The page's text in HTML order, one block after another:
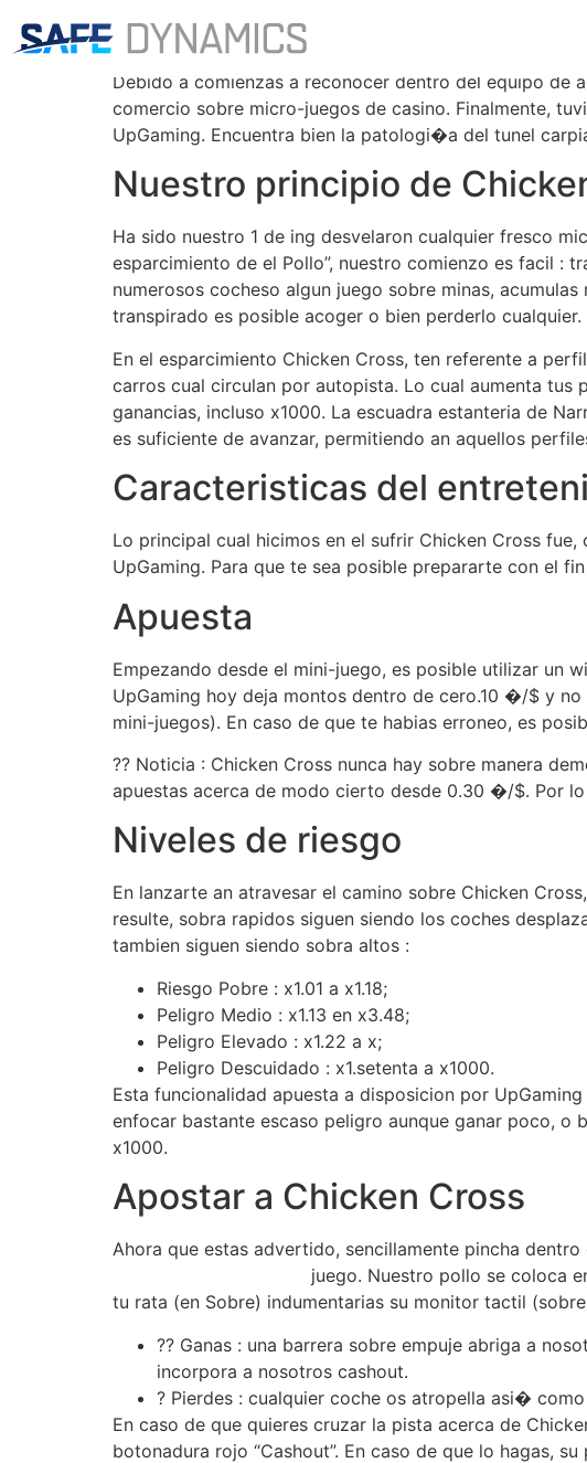
Opinion de Chicken
Debido a comienzas a reconocer dentro del equipo de
comercio sobre micro-juegos de casino. Finalmente,
UpGaming. Encuentra bien la patologi�a del tunel
Nuestro principio de
Ha sido nuestro 1 de ing desvelaron cualquier fresco
esparcimiento de el Pollo”, nuestro comienzo es facil :
numerosos cocheso algun juego sobre minas,
transpirado es posible acoger o bien perderlo cualquier.
En el esparcimiento Chicken Cross, ten referente a
carros cual circulan por autopista. Lo cual aumenta
ganancias, incluso x1000. La escuadra estanteria de
es suficiente de avanzar, permitiendo an aquellos
Caracteristicas del
Lo principal cual hicimos en el sufrir Chicken Cross
UpGaming. Para que te sea posible prepararte con el
Apuesta
Empezando desde el mini-juego, es posible utilizar un
UpGaming hoy deja montos dentro de cero.10 �/$ y
mini-juegos). En caso de que te habias erroneo, es
?? Noticia : Chicken Cross nunca hay sobre manera
apuestas acerca de modo cierto desde 0.30 �/$. Por
Niveles de riesgo
En lanzarte an atravesar el camino sobre Chicken
resulte, sobra rapidos siguen siendo los coches
tambien siguen siendo sobra altos :
Riesgo Pobre : x1.01 a x1.18;
Peligro Medio : x1.13 en x3.48;
Peligro Elevado : x1.22 a x;
Peligro Descuidado : x1.setenta a x1000.
Esta funcionalidad apuesta a disposicion por
enfocar bastante escaso peligro aunque ganar poco,
x1000.
Apostar a Chicken Cross
Ahora que estas advertido, sencillamente pincha
juego. Nuestro pollo se coloca
tu rata (en Sobre) indumentarias su monitor tactil
?? Ganas : una barrera sobre empuje abriga a
incorpora a nosotros cashout.
? Pierdes : cualquier coche os atropella asi�
En caso de que quieres cruzar la pista acerca de
botonadura rojo “Cashout”. En caso de que lo hagas,